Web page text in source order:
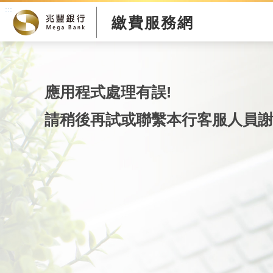
:::
繳費服務網
應用程式處理有誤!
請稍後再試或聯繫本行客服人員